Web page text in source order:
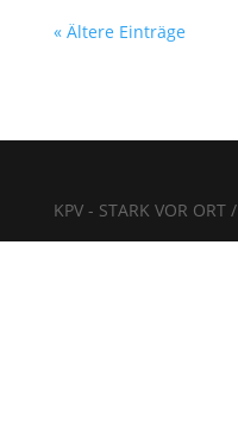
« Ältere Einträge
KPV - STARK VOR ORT /